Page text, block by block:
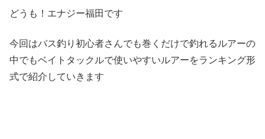
どうも！エナジー福田です
今回はバス釣り初心者さんでも巻くだけで釣れるルアーの
中でもベイトタックルで使いやすいルアーをランキング形
式で紹介していきます